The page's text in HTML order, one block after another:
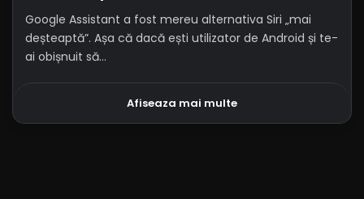
Google Assistant a fost mereu alternativa Siri „mai
deșteaptă”. Așa că dacă ești utilizator de Android și te-
ai obișnuit să…
Afiseaza mai multe